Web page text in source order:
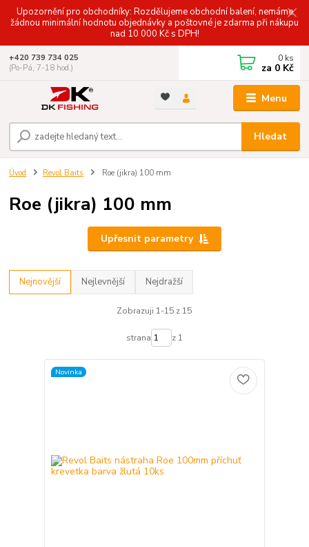
Upozornění pro obchodníky: Rozdělujeme obchodní balení, nemáme
žádnou minimální hodnotu objednávky a poštovné je zdarma při nákupu
nad 10 000 Kč s DPH!
Menu
Hledat
+420 739 734 025
(Po-Pá, 7-18 hod.)
0 ks
za 0 Kč
Úvod Revol Baits Roe (jikra) 100 mm
Roe (jikra) 100 mm
Upřesnit parametry
Nejnovější Nejlevnější Nejdražší
Zobrazuji 1-15 z 15
strana z 1
Novinka